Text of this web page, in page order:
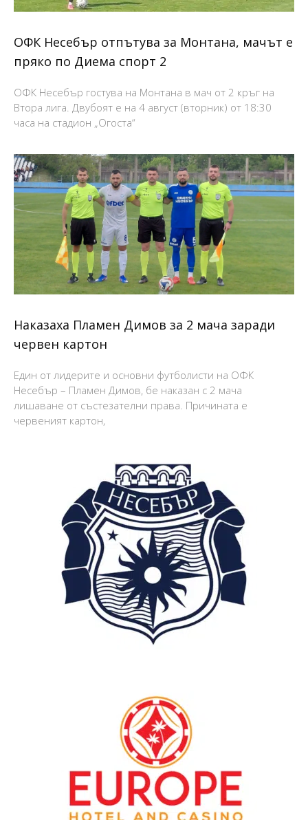
ОФК Несебър отпътува за Монтана, мачът е
пряко по Диема спорт 2
ОФК Несебър гостува на Монтана в мач от 2 кръг на
Втора лига. Двубоят е на 4 август (вторник) от 18:30
часа на стадион „Огоста“
Наказаха Пламен Димов за 2 мача заради
червен картон
Един от лидерите и основни футболисти на ОФК
Несебър – Пламен Димов, бе наказан с 2 мача
лишаване от състезателни права. Причината е
червеният картон,